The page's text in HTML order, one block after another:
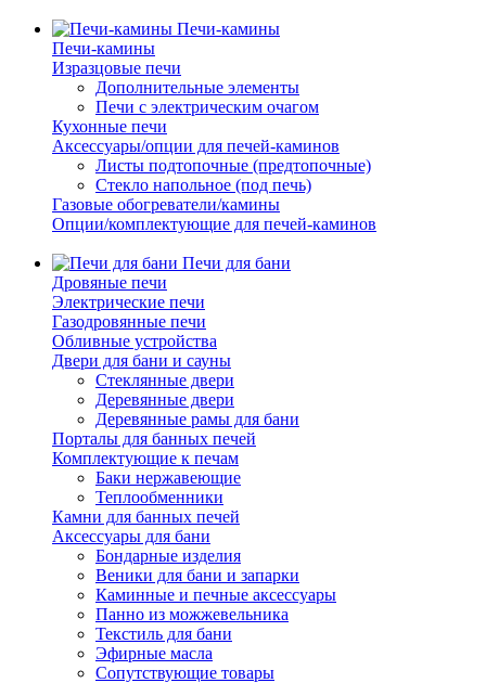
Печи-камины
Печи-камины
Изразцовые печи
Дополнительные элементы
Печи с электрическим очагом
Кухонные печи
Аксессуары/опции для печей-каминов
Листы подтопочные (предтопочные)
Стекло напольное (под печь)
Газовые обогреватели/камины
Опции/комплектующие для печей-каминов
Печи для бани
Дровяные печи
Электрические печи
Газодровянные печи
Обливные устройства
Двери для бани и сауны
Стеклянные двери
Деревянные двери
Деревянные рамы для бани
Порталы для банных печей
Комплектующие к печам
Баки нержавеющие
Теплообменники
Камни для банных печей
Аксессуары для бани
Бондарные изделия
Веники для бани и запарки
Каминные и печные аксессуары
Панно из можжевельника
Текстиль для бани
Эфирные масла
Сопутствующие товары